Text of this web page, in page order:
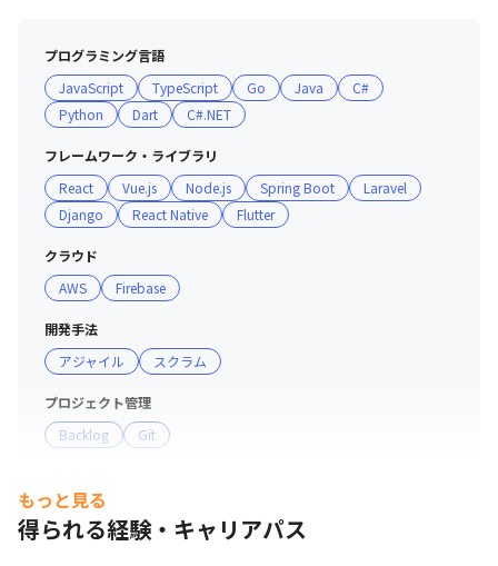
2021年から採用をはじめ、新しい仲間を毎年迎え入れて
おり、
この5年間で48名のエンジニアにご入社いただきました。
◎iOSエンジニア（男性・経験3年目）
「会社の命令で2年間も同じプロジェクトを
担当していたけど、新しいことに挑戦したい。
リゾームは自分でプロジェクトを選べるのが嬉しい」
◎Javaエンジニア（男性・経験5年目）
「前職は新卒入社で年収320万円だったけど、
◎Rubyエンジニア（男性・経験8年目）
会社の業績が悪化したらボーナスが下がっていたけど、
リゾームは自分の単価でボーナスが決まるから
納得感のある働き方ができる」
プログラミング言語
JavaScript
TypeScript Go Java
C#
Python
Dart C#.NET
フレームワーク・ライブラリ
React
Vue.js Node.js Spring Boot
Laravel
Django
React Native Flutter
クラウド
AWS
Firebase
開発手法
アジャイル
スクラム
プロジェクト管理
Backlog
Git
Slack
もっと見る
得られる経験・キャリアパス